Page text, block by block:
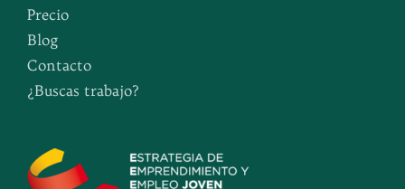
Precio
Blog
Contacto
¿Buscas trabajo?